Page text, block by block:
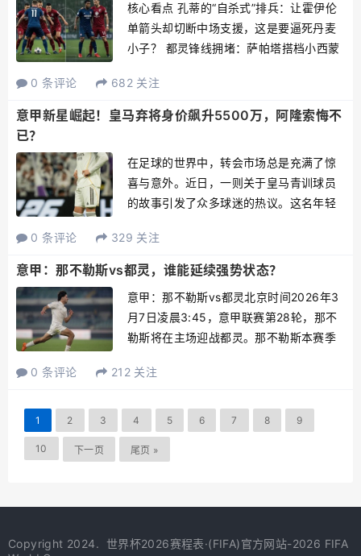
核心看点 孔蒂的“自杀式”排兵：让霍伊伦
单箭头却切断中场支援，这是要逼死丹麦
小子？ 都灵锋线拥堵：萨帕塔搭档小西蒙
倒退十年。 保级生死时速：都灵若输球直
接跌入降级区泥潭，而那不勒斯还在为欧
0 条评论 682 关注
意甲新星崛起！皇马弃将身价飙升5500万，阿隆索悔不
已？
在足球的世界中，转会市场总是充满了惊
喜与意外。近日，一则关于皇马青训球员
的故事引发了众多球迷的热议。这名年轻
后，竟然在意甲的舞台上大放异彩，如今
身价已飙升至5500万欧元，成为意甲数据
0 条评论 329 关注
意甲：那不勒斯vs都灵，谁能延续强势状态？
意甲：那不勒斯vs都灵北京时间2026年3
月7日凌晨3:45，意甲联赛第28轮，那不
勒斯将在主场迎战都灵。那不勒斯本赛季
5平6负的成绩，以53个积分排名联赛第3
欧冠...
0 条评论 212 关注
1 2 3 4 5 6 7 8 9
10 下一页 尾页 »
Copyright 2024. 世界杯2026赛程表·(FIFA)官方网站-2026 FIFA